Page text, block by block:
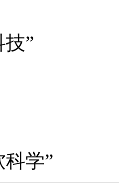
技”
科学”